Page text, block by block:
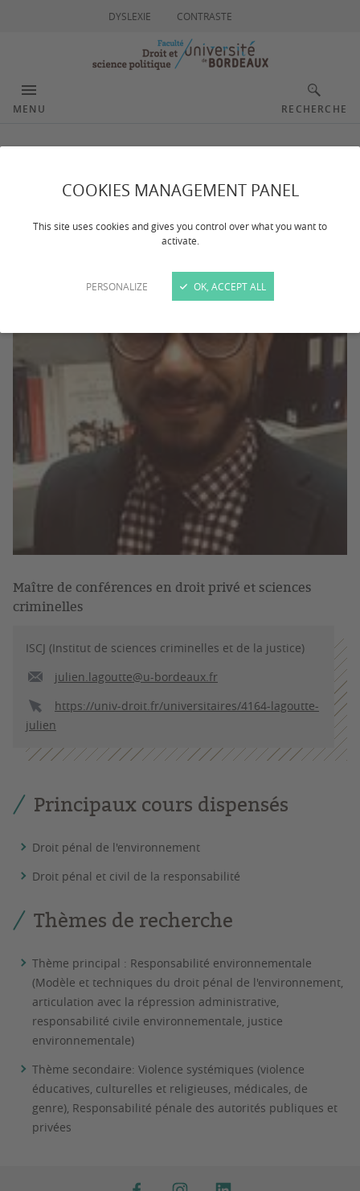
COOKIES MANAGEMENT PANEL
This site uses cookies and gives you control over what you want to
activate.
PERSONALIZE OK, ACCEPT ALL
DYSLEXIE CONTRASTE
MENU RECHERCHE
Maître de conférences en droit privé et sciences
criminelles
ISCJ (Institut de sciences criminelles et de la justice)
julien.lagoutte@u-bordeaux.fr
https://univ-droit.fr/universitaires/4164-lagoutte-
julien
Principaux cours dispensés
Droit pénal de l'environnement
Droit pénal et civil de la responsabilité
Thèmes de recherche
Thème principal : Responsabilité environnementale
(Modèle et techniques du droit pénal de l'environnement,
articulation avec la répression administrative,
responsabilité civile environnementale, justice
environnementale)
Thème secondaire: Violence systémiques (violence
éducatives, culturelles et religieuses, médicales, de
genre), Responsabilité pénale des autorités publiques et
privées